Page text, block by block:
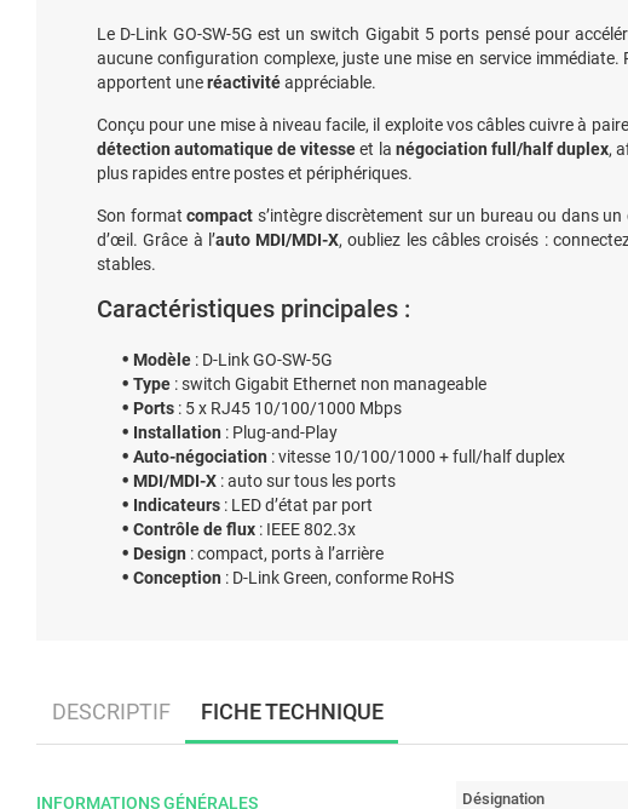
Le D-Link GO-SW-5G est un switch Gigabit 5 ports pensé pour
aucune configuration complexe, juste une mise en service
apportent uneréactivitéappréciable.
Conçu pour une mise à niveau facile, il exploite vos câbles cuivre à
détection automatique de vitesseet la négociation full/half duplex,
plus rapides entre postes et périphériques.
Son formatcompact s’intègre discrètement sur un bureau ou dans
d’œil. Grâce à l’auto MDI/MDI-X, oubliez les câbles croisés :
stables.
Caractéristiques principales :
Modèle : D-Link GO-SW-5G
Type : switch Gigabit Ethernet non manageable
Ports : 5 x RJ45 10/100/1000 Mbps
Installation : Plug-and-Play
Auto-négociation : vitesse 10/100/1000 + full/half duplex
MDI/MDI-X : auto sur tous les ports
Indicateurs : LED d’état par port
Contrôle de flux : IEEE 802.3x
Design : compact, ports à l’arrière
Conception : D-Link Green, conforme RoHS
DESCRIPTIF FICHE TECHNIQUE
INFORMATIONS GÉNÉRALES Désignation